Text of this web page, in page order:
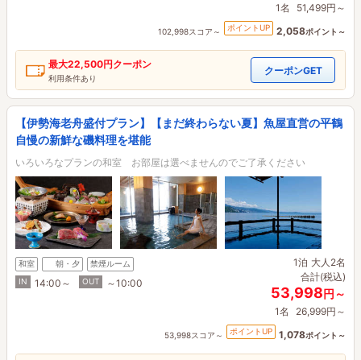
1名 51,499円～
102,998スコア～ ポイントUP 2,058ポイント～
最大22,500円クーポン
利用条件あり
クーポンGET
【伊勢海老舟盛付プラン】【まだ終わらない夏】魚屋直営の平鶴
自慢の新鮮な磯料理を堪能
いろいろなプランの和室 お部屋は選べませんのでご了承ください
和室 朝・夕
禁煙ルーム
IN
14:00～ OUT ～10:00
1泊 大人2名
合計(税込)
53,998円～
1名 26,999円～
53,998スコア～ ポイントUP 1,078ポイント～